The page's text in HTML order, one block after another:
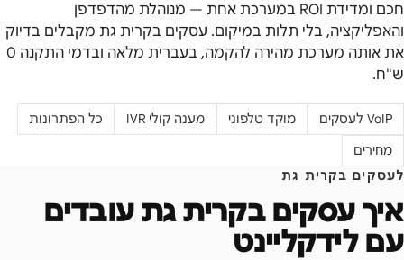
חכם ומדידת ROI במערכת אחת — מנוהלת מהדפדפן
והאפליקציה, בלי תלות במיקום. עסקים בקרית גת מקבלים בדיוק
את אותה מערכת מהירה להקמה, בעברית מלאה ובדמי התקנה 0
ש"ח.
VoIP לעסקים מוקד טלפוני מענה קולי IVR
כל הפתרונות
מחירים
לעסקים בקרית גת
איך עסקים בקרית גת עובדים
עם לידקליינט